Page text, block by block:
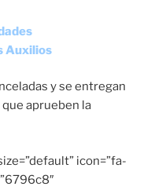
Auxilios
y se entregan
aprueben la
icon=”fa-